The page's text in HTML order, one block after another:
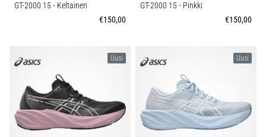
GT-2000 15- Keltainen
€150,00
GT-2000 15- Pinkki
€150,00
Uusi Uusi